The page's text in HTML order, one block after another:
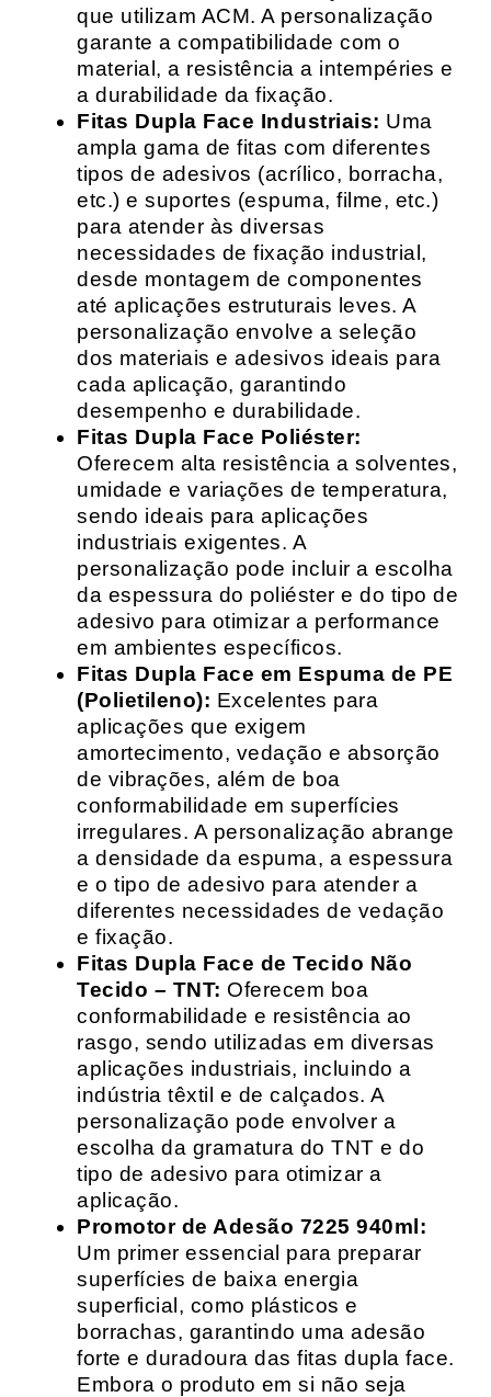
que utilizam ACM. A personalização
garante a compatibilidade com o
material, a resistência a intempéries e
a durabilidade da fixação.
Fitas Dupla Face Industriais: Uma
ampla gama de fitas com diferentes
tipos de adesivos (acrílico, borracha,
etc.) e suportes (espuma, filme, etc.)
para atender às diversas
necessidades de fixação industrial,
desde montagem de componentes
até aplicações estruturais leves. A
personalização envolve a seleção
dos materiais e adesivos ideais para
cada aplicação, garantindo
desempenho e durabilidade.
Fitas Dupla Face Poliéster:
Oferecem alta resistência a solventes,
umidade e variações de temperatura,
sendo ideais para aplicações
industriais exigentes. A
personalização pode incluir a escolha
da espessura do poliéster e do tipo de
adesivo para otimizar a performance
em ambientes específicos.
Fitas Dupla Face em Espuma de PE
(Polietileno): Excelentes para
aplicações que exigem
amortecimento, vedação e absorção
de vibrações, além de boa
conformabilidade em superfícies
irregulares. A personalização abrange
a densidade da espuma, a espessura
e o tipo de adesivo para atender a
diferentes necessidades de vedação
e fixação.
Fitas Dupla Face de Tecido Não
Tecido – TNT: Oferecem boa
conformabilidade e resistência ao
rasgo, sendo utilizadas em diversas
aplicações industriais, incluindo a
indústria têxtil e de calçados. A
personalização pode envolver a
escolha da gramatura do TNT e do
tipo de adesivo para otimizar a
aplicação.
Promotor de Adesão 7225 940ml:
Um primer essencial para preparar
superfícies de baixa energia
superficial, como plásticos e
borrachas, garantindo uma adesão
forte e duradoura das fitas dupla face.
Embora o produto em si não seja